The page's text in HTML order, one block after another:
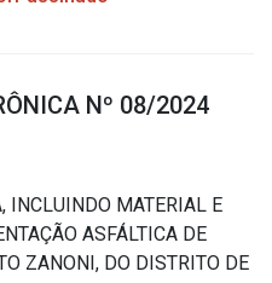
Nº 08/2024
INCLUINDO MATERIAL E
ASFÁLTICA DE
ZANONI, DO DISTRITO DE